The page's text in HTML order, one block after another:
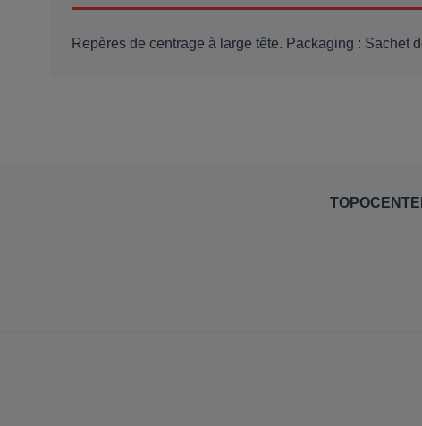
Repères de centrage à large tête. Packaging : Sachet